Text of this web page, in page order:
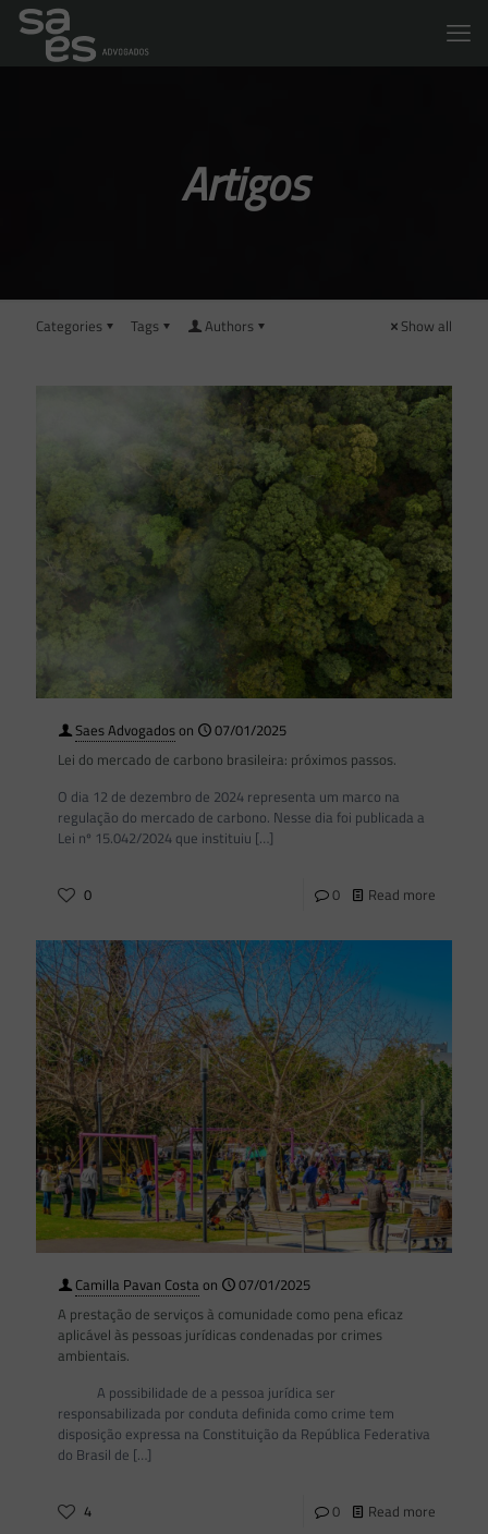
Artigos
Categories Tags Authors Show all
Saes Advogadoson
07/01/2025
Lei do mercado de carbono brasileira: próximos passos.
O dia 12 de dezembro de 2024 representa um marco na
regulação do mercado de carbono. Nesse dia foi publicada a
Lei nº 15.042/2024 que instituiu […]
0 0 Read more
Camilla Pavan Costa on
07/01/2025
A prestação de serviços à comunidade como pena eficaz
aplicável às pessoas jurídicas condenadas por crimes
ambientais.
A possibilidade de a pessoa jurídica ser
responsabilizada por conduta definida como crime tem
disposição expressa na Constituição da República Federativa
do Brasil de […]
4 0 Read more